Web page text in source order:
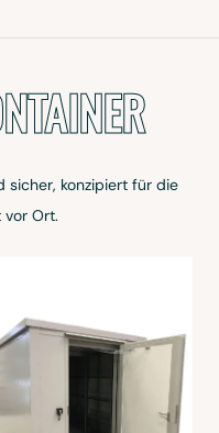
sicher, konzipiert für die
vor Ort.